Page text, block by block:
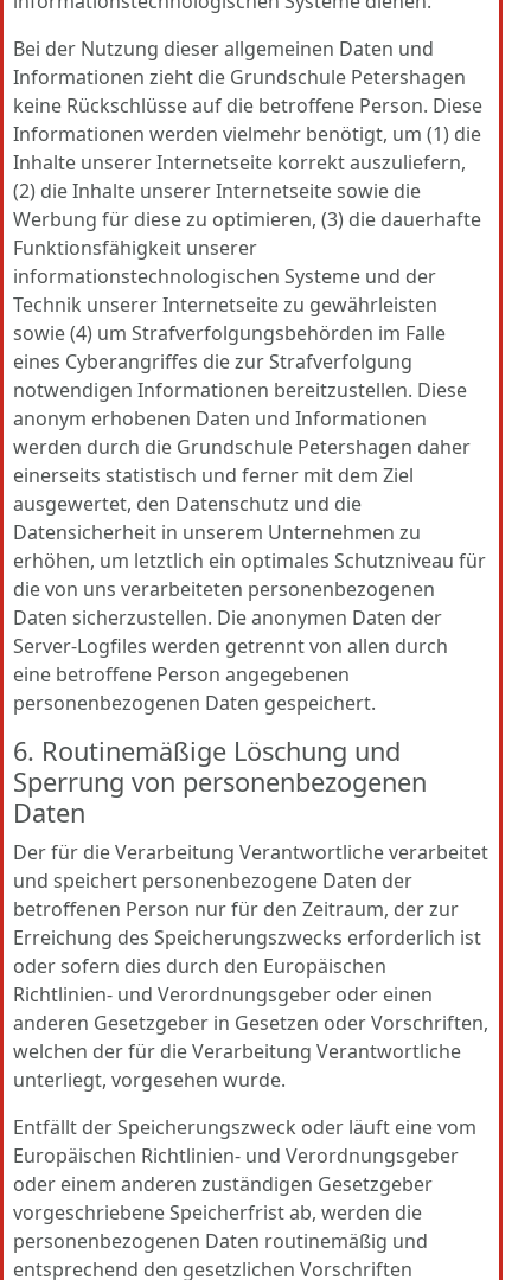
Bei der Nutzung dieser allgemeinen Daten und
Informationen zieht die Grundschule Petershagen
keine Rückschlüsse auf die betroffene Person. Diese
Informationen werden vielmehr benötigt, um (1) die
Inhalte unserer Internetseite korrekt auszuliefern,
(2) die Inhalte unserer Internetseite sowie die
Werbung für diese zu optimieren, (3) die dauerhafte
Funktionsfähigkeit unserer
informationstechnologischen Systeme und der
Technik unserer Internetseite zu gewährleisten
sowie (4) um Strafverfolgungsbehörden im Falle
eines Cyberangriffes die zur Strafverfolgung
notwendigen Informationen bereitzustellen. Diese
anonym erhobenen Daten und Informationen
werden durch die Grundschule Petershagen daher
einerseits statistisch und ferner mit dem Ziel
ausgewertet, den Datenschutz und die
Datensicherheit in unserem Unternehmen zu
erhöhen, um letztlich ein optimales Schutzniveau für
die von uns verarbeiteten personenbezogenen
Daten sicherzustellen. Die anonymen Daten der
Server-Logfiles werden getrennt von allen durch
eine betroffene Person angegebenen
personenbezogenen Daten gespeichert.
6. Routinemäßige Löschung und
Sperrung von personenbezogenen
Daten
Der für die Verarbeitung Verantwortliche verarbeitet
und speichert personenbezogene Daten der
betroffenen Person nur für den Zeitraum, der zur
Erreichung des Speicherungszwecks erforderlich ist
oder sofern dies durch den Europäischen
Richtlinien- und Verordnungsgeber oder einen
anderen Gesetzgeber in Gesetzen oder Vorschriften,
welchen der für die Verarbeitung Verantwortliche
unterliegt, vorgesehen wurde.
Entfällt der Speicherungszweck oder läuft eine vom
Europäischen Richtlinien- und Verordnungsgeber
oder einem anderen zuständigen Gesetzgeber
vorgeschriebene Speicherfrist ab, werden die
personenbezogenen Daten routinemäßig und
entsprechend den gesetzlichen Vorschriften